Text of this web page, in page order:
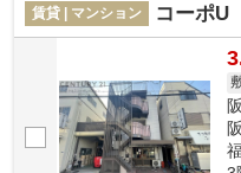
賃貸 | マンション コーポU